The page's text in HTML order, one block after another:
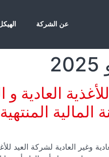
عن الشركة
المنتهية في 31